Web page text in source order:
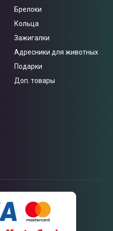
Брелоки
Кольца
Зажигалки
Адресники для животных
Подарки
Доп. товары